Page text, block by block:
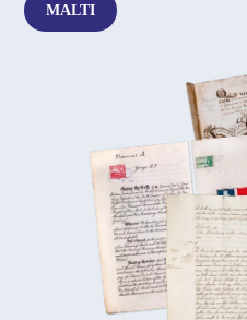
MALTI